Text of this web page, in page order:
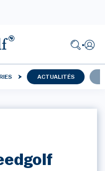
ACTUALITÉS